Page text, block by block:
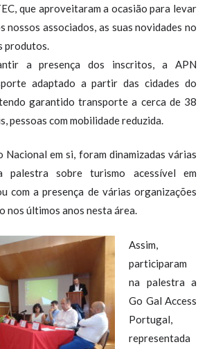
que aproveitaram a ocasião para levar
nossos associados, as suas novidades no
produtos.
a presença dos inscritos, a APN
adaptado a partir das cidades do
garantido transporte a cerca de 38
pessoas com mobilidade reduzida.
em si, foram dinamizadas várias
palestra sobre turismo acessível em
com a presença de várias organizações
nos últimos anos nesta área.
Assim,
participaram
na palestra a
Go Gal Access
Portugal,
representada